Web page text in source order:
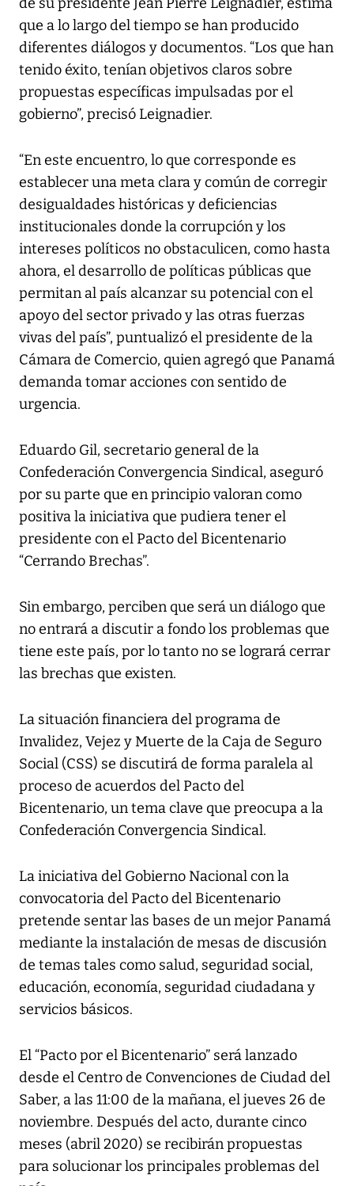
que a lo largo del tiempo se han producido
diferentes diálogos y documentos. “Los que han
tenido éxito, tenían objetivos claros sobre
propuestas específicas impulsadas por el
gobierno”, precisó Leignadier.
“En este encuentro, lo que corresponde es
establecer una meta clara y común de corregir
desigualdades históricas y deficiencias
institucionales donde la corrupción y los
intereses políticos no obstaculicen, como hasta
ahora, el desarrollo de políticas públicas que
permitan al país alcanzar su potencial con el
apoyo del sector privado y las otras fuerzas
vivas del país”, puntualizó el presidente de la
Cámara de Comercio, quien agregó que Panamá
demanda tomar acciones con sentido de
urgencia.
Eduardo Gil, secretario general de la
Confederación Convergencia Sindical, aseguró
por su parte que en principio valoran como
positiva la iniciativa que pudiera tener el
presidente con el Pacto del Bicentenario
“Cerrando Brechas”.
Sin embargo, perciben que será un diálogo que
no entrará a discutir a fondo los problemas que
tiene este país, por lo tanto no se logrará cerrar
las brechas que existen.
La situación financiera del programa de
Invalidez, Vejez y Muerte de la Caja de Seguro
Social (CSS) se discutirá de forma paralela al
proceso de acuerdos del Pacto del
Bicentenario, un tema clave que preocupa a la
Confederación Convergencia Sindical.
La iniciativa del Gobierno Nacional con la
convocatoria del Pacto del Bicentenario
pretende sentar las bases de un mejor Panamá
mediante la instalación de mesas de discusión
de temas tales como salud, seguridad social,
educación, economía, seguridad ciudadana y
servicios básicos.
El “Pacto por el Bicentenario” será lanzado
desde el Centro de Convenciones de Ciudad del
Saber, a las 11:00 de la mañana, el jueves 26 de
noviembre. Después del acto, durante cinco
meses (abril 2020) se recibirán propuestas
para solucionar los principales problemas del